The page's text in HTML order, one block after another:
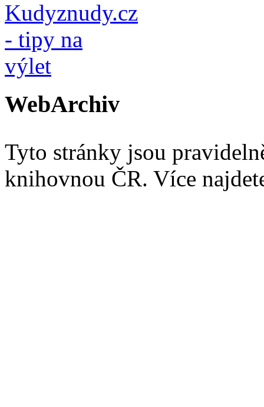
WebArchiv
Tyto stránky jsou
knihovnou ČR. Více